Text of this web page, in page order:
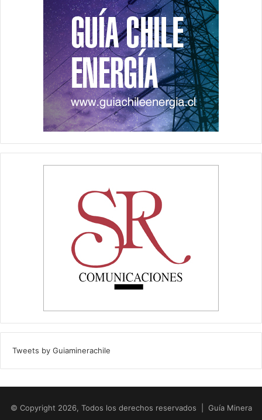
Tweets by Guiaminerachile
© Copyright 2026, Todos los derechos reservados | Guía Minera